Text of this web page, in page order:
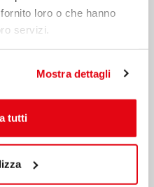
loro o che hanno
servizi.
Mostra dettagli
tutti
ma apprezza molto le
da parecchi
con i loro racconti sui
con Donnavventura
di nome Zeus pronto
Donnavventura lo volesse